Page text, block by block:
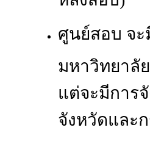
ศูนย์สอบ จ
มหาวิทยาลัย
แต่จะมีการ
จังหวัดและ